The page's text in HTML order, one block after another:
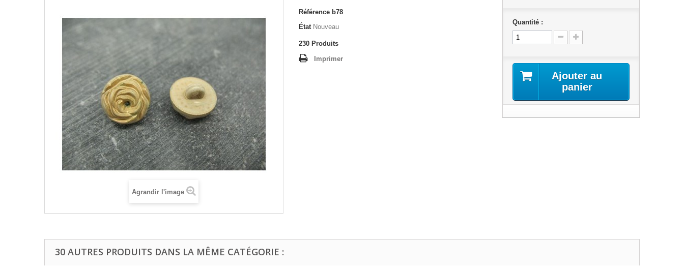
Agrandir l'image
Référence b78
État Nouveau
230 Produits
Imprimer
Quantité :
Ajouter au
panier
30 AUTRES PRODUITS DANS LA MÊME CATÉGORIE :